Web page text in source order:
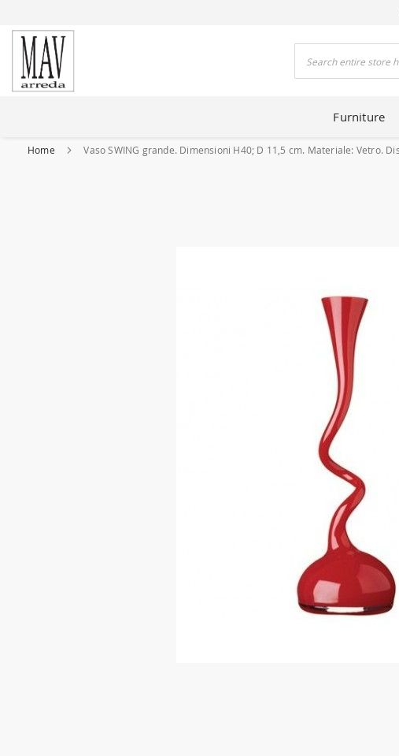
Furniture
Home Vaso SWING grande. Dimensioni H40; D 11,5 cm. Materiale: Vetro.